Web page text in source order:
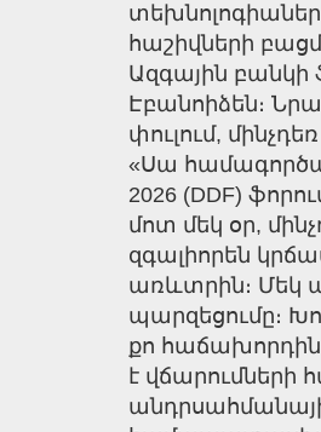
հաշիվների
Ազգային
Էբանոիձեն։
փուլում,
«Սա
2026 (DDF)
մոտ մեկ օր,
զգալիորեն
առևտրին։ Մեկ
պարզեցումը։
քո
է վճարումների